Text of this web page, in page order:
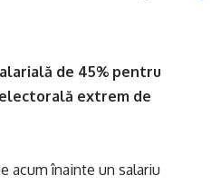
de 45% pentru
electorală extrem de
acum înainte un salariu